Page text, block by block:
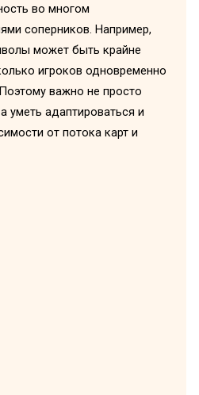
во многом
соперников. Например,
может быть крайне
игроков одновременно
важно не просто
уметь адаптироваться и
от потока карт и